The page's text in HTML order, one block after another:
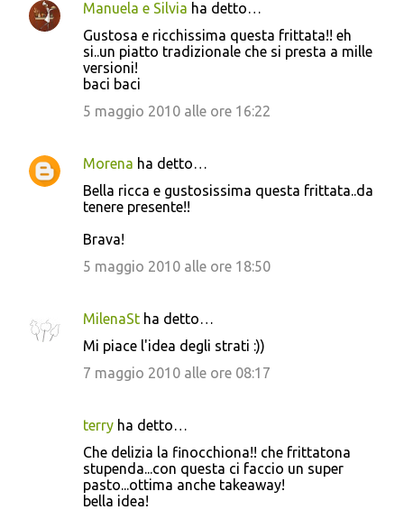
C
t
Manuela e Silvia ha detto…
Gustosa e ricchissima questa frittata!! eh
si..un piatto tradizionale che si presta a mille
versioni!
baci baci
5 maggio 2010 alle ore 16:22
Morena ha detto…
Bella ricca e gustosissima questa frittata..da
tenere presente!!
Brava!
5 maggio 2010 alle ore 18:50
MilenaSt ha detto…
Mi piace l'idea degli strati :))
7 maggio 2010 alle ore 08:17
terry ha detto…
Che delizia la finocchiona!! che frittatona
stupenda...con questa ci faccio un super
pasto...ottima anche takeaway!
bella idea!